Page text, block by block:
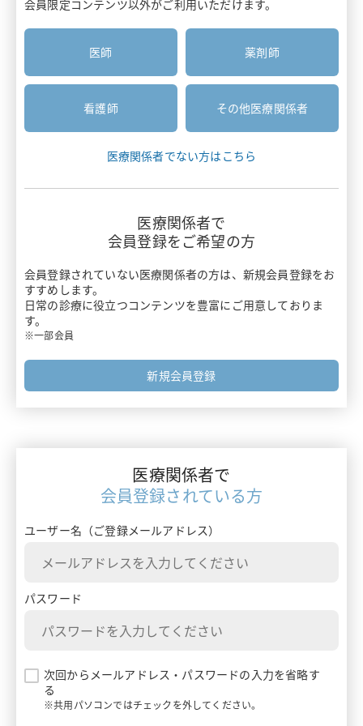
安全性情報
主要製品一覧
エフィエント
カナリア
タリージェ
エムガルティ
ギャバロン
エンハーツ
ダトロウェイ
感染症
バイオシミラー
ワクチン
医療関係者と患者さんのコミュニケーション
胃癌HER2診断
診療報酬ニュース
押さえておきたい医療安全のポイント
スキルアップ講座
Pharmacist Forum
フォーミュラリー最前線
ガイドライン情報
ターニングポイントで考える診療アプローチ
患者さんを多面的に診るためのMulti-Angle Approach
患者さんとチームでつくるClinical Story
患者さん向け資材
疾患啓発サイト・患者さん向けサイト
会員限定コンテンツ以外がご利用いただけます。
医師 薬剤師
看護師 その他医療関係者
医療関係者でない方はこちら
医療関係者で
会員登録をご希望の方
会員登録されていない医療関係者の方は、 新規会員登録をお
すすめします。
日常の診療に役立つコンテンツを豊富にご用意しておりま
す。
※一部会員
新規会員登録
医療関係者で
会員登録されている方
ユーザー名（ご登録メールアドレス）
パスワード
次回からメールアドレス・パスワードの入力を省略す
る
※共用パソコンではチェックを外してください。